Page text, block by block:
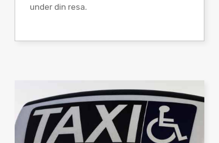
under din resa.